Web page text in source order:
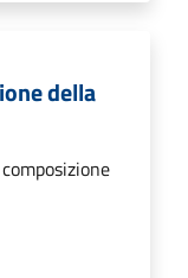
della